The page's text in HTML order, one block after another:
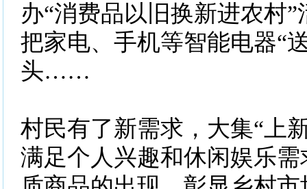
办“消费品以旧换新进农村
把家电、手机等智能电器“
头……
村民有了新需求，大集“上
满足个人兴趣和休闲娱乐